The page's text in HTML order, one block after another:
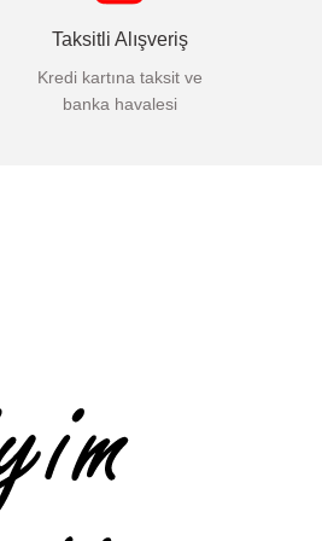
Taksitli Alışveriş
Kredi kartına taksit ve
banka havalesi